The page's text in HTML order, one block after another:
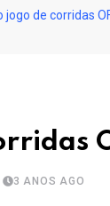
jogo de corridas
3 ANOS AGO